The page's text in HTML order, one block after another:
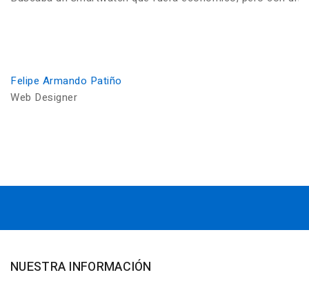
Felipe Armando Patiño
Web Designer
NUESTRA INFORMACIÓN